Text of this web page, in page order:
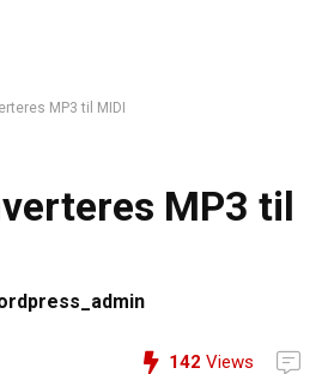
MP3 til MIDI
MP3 til
142 Views